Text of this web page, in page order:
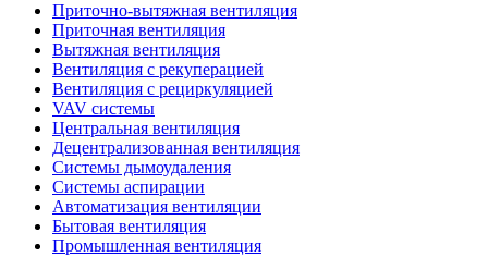
Приточно-вытяжная вентиляция
Приточная вентиляция
Вытяжная вентиляция
Вентиляция с рекуперацией
Вентиляция с рециркуляцией
VAV системы
Центральная вентиляция
Децентрализованная вентиляция
Системы дымоудаления
Системы аспирации
Автоматизация вентиляции
Бытовая вентиляция
Промышленная вентиляция